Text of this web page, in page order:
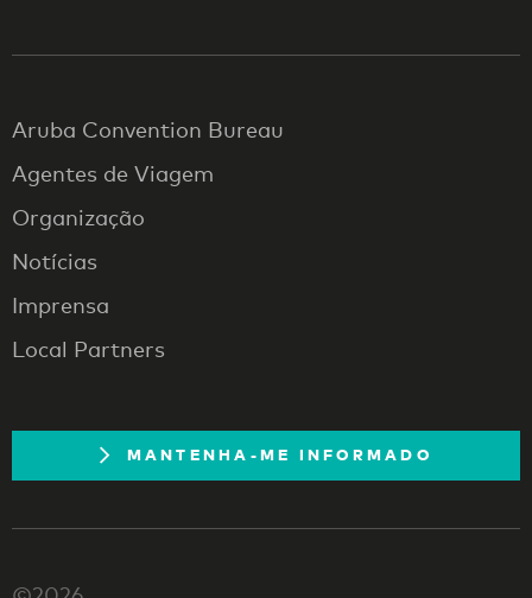
Aruba Convention Bureau
Agentes de Viagem
Organização
Notícias
Imprensa
Local Partners
MANTENHA-ME INFORMADO